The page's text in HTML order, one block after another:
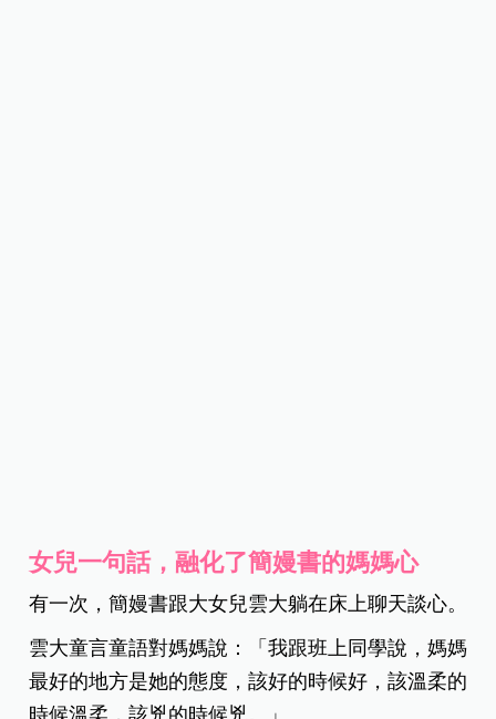
女兒一句話，融化了簡嫚書的媽媽心
有一次，簡嫚書跟大女兒雲大躺在床上聊天談心。
雲大童言童語對媽媽說：「我跟班上同學說，媽媽
最好的地方是她的態度，該好的時候好，該溫柔的
時候溫柔，該兇的時候兇。」